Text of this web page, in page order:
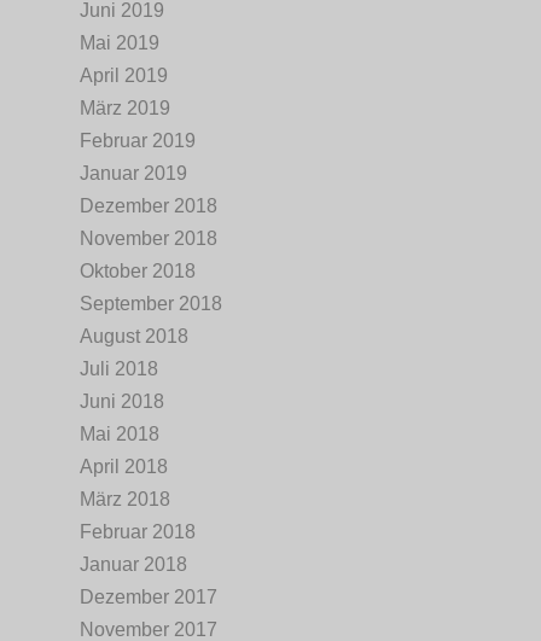
Juni 2019
Mai 2019
April 2019
März 2019
Februar 2019
Januar 2019
Dezember 2018
November 2018
Oktober 2018
September 2018
August 2018
Juli 2018
Juni 2018
Mai 2018
April 2018
März 2018
Februar 2018
Januar 2018
Dezember 2017
November 2017